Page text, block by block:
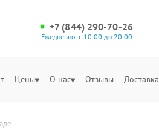
+7 (844) 290-70-26
Ежедневно, с 10:00 до 20:00
Цены О нас Отзывы Доставка